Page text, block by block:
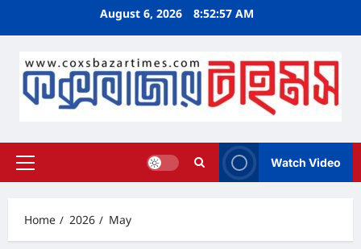
August 6, 2026 8:52:57 AM
Primary
Watch Video
Home 2026 May